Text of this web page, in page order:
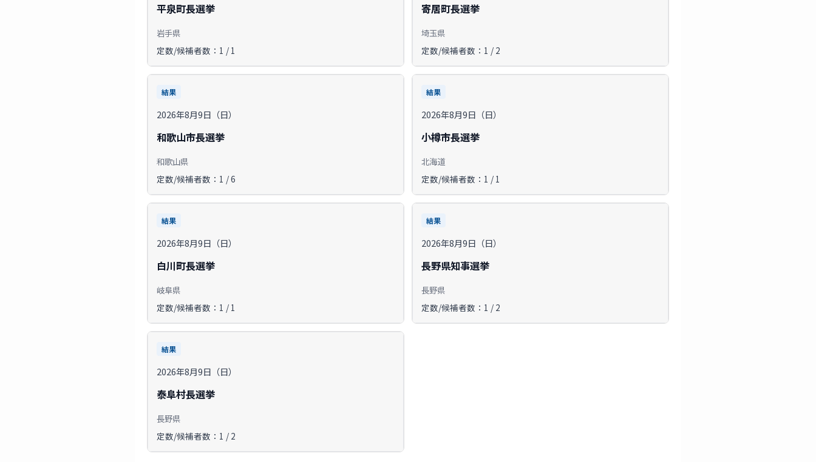
平泉町長選挙
岩手県
定数/候補者数：1 / 1
寄居町長選挙
埼玉県
定数/候補者数：1 / 2
結果
2026年8月9日（日）
和歌山市長選挙
和歌山県
定数/候補者数：1 / 6
結果
2026年8月9日（日）
小樽市長選挙
北海道
定数/候補者数：1 / 1
結果
2026年8月9日（日）
白川町長選挙
岐阜県
定数/候補者数：1 / 1
結果
2026年8月9日（日）
長野県知事選挙
長野県
定数/候補者数：1 / 2
結果
2026年8月9日（日）
泰阜村長選挙
長野県
定数/候補者数：1 / 2